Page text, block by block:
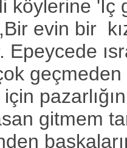
köylerine 'İç
evin bir
Epeycede
gitmem